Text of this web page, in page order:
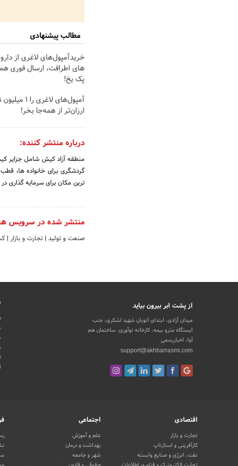
مطالب پیشنهادی
خریدآمپول‌های لاغری از
های اطرافت، ارسال فوری
پک یخ!
آمپول‌های لاغری
ارزان‌تر از همه‌جا بخر!
درباره منتشر کننده:
منطقه آزاد کیش شامل جزایر
گردشگری برای خانواده ها،
ترین مکان برای سرمایه گذاری
منتشر شده در سرویس
صنعت و تولید | تجارت و بازار |
از پشت ابر بیرون بیاید
میدان آزادی، ابتدای اتوبان شهید لشکری، جنب
ایستگاه مترو بیمه، کارخانه نوآوری، ساختمان هم
آوا، اخباررسمی
support@akhbarrasmi.com
اقتصادی
تجارت و بازار
کارآفرینی و استارتاپ
نفت، انرژی و صنایع وابسته
اجتماعی
علم و آموزش
بهداشت و درمان
شهر و جامعه